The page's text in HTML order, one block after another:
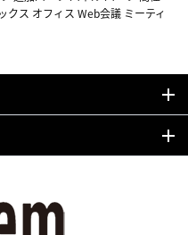
クス オフィス Web会議 ミーティ